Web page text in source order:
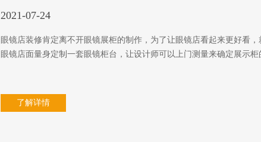
2021-07-24
眼镜店装修肯定离不开眼镜展柜的制作，为了让眼镜店看起来更好看
眼镜店面量身定制一套眼镜柜台，让设计师可以上门测量来确定展示
了解详情